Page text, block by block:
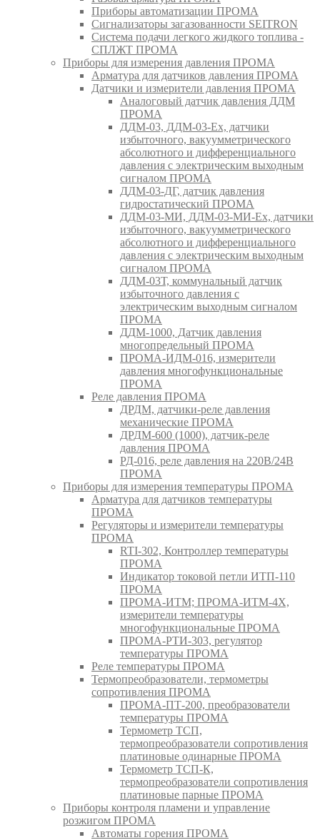
Приборы автоматизации ПРОМА
Сигнализаторы загазованности SEITRON
Система подачи легкого жидкого топлива -
СПЛЖТ ПРОМА
Приборы для измерения давления ПРОМА
Арматура для датчиков давления ПРОМА
Датчики и измерители давления ПРОМА
Аналоговый датчик давления ДДМ
ПРОМА
ДДМ-03, ДДМ-03-Ех, датчики
избыточного, вакуумметрического
абсолютного и дифференциального
давления с электрическим выходным
сигналом ПРОМА
ДДМ-03-ДГ, датчик давления
гидростатический ПРОМА
ДДМ-03-МИ, ДДМ-03-МИ-Ех, датчики
избыточного, вакуумметрического
абсолютного и дифференциального
давления с электрическим выходным
сигналом ПРОМА
ДДМ-03Т, коммунальный датчик
избыточного давления с
электрическим выходным сигналом
ПРОМА
ДДМ-1000, Датчик давления
многопредельный ПРОМА
ПРОМА-ИДМ-016, измерители
давления многофункциональные
ПРОМА
Реле давления ПРОМА
ДРДМ, датчики-реле давления
механические ПРОМА
ДРДМ-600 (1000), датчик-реле
давления ПРОМА
РД-016, реле давления на 220В/24В
ПРОМА
Приборы для измерения температуры ПРОМА
Арматура для датчиков температуры
ПРОМА
Регуляторы и измерители температуры
ПРОМА
RTI-302, Контроллер температуры
ПРОМА
Индикатор токовой петли ИТП-110
ПРОМА
ПРОМА-ИТМ; ПРОМА-ИТМ-4Х,
измерители температуры
многофункциональные ПРОМА
ПРОМА-РТИ-303, регулятор
температуры ПРОМА
Реле температуры ПРОМА
Термопреобразователи, термометры
сопротивления ПРОМА
ПРОМА-ПТ-200, преобразователи
температуры ПРОМА
Термометр ТСП,
термопреобразователи сопротивления
платиновые одинарные ПРОМА
Термометр ТСП-К,
термопреобразователи сопротивления
платиновые парные ПРОМА
Приборы контроля пламени и управление
розжигом ПРОМА
Автоматы горения ПРОМА